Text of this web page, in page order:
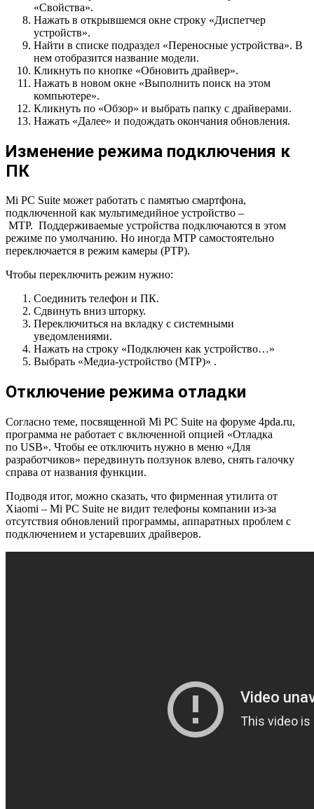
«Свойства».
Нажать в открывшемся окне строку «Диспетчер
устройств».
Найти в списке подраздел «Переносные устройства». В
нем отобразится название модели.
Кликнуть по кнопке «Обновить драйвер».
Нажать в новом окне «Выполнить поиск на этом
компьютере».
Кликнуть по «Обзор» и выбрать папку с драйверами.
Нажать «Далее» и подождать окончания обновления.
Изменение режима подключения к
ПК
Mi PC Suite может работать с памятью смартфона,
подключенной как мультимедийное устройство –
MTP. Поддерживаемые устройства подключаются в этом
режиме по умолчанию. Но иногда MTP самостоятельно
переключается в режим камеры (PTP).
Чтобы переключить режим нужно:
Соединить телефон и ПК.
Сдвинуть вниз шторку.
Переключиться на вкладку с системными
уведомлениями.
Нажать на строку «Подключен как устройство…»
Выбрать «Медиа-устройство (MTP)» .
Отключение режима отладки
Согласно теме, посвященной Mi PC Suite на форуме 4pda.ru,
программа не работает с включенной опцией «Отладка
по USB». Чтобы ее отключить нужно в меню «Для
разработчиков» передвинуть ползунок влево, снять галочку
справа от названия функции.
Подводя итог, можно сказать, что фирменная утилита от
Xiaomi – Mi PC Suite не видит телефоны компании из-за
отсутствия обновлений программы, аппаратных проблем с
подключением и устаревших драйверов.